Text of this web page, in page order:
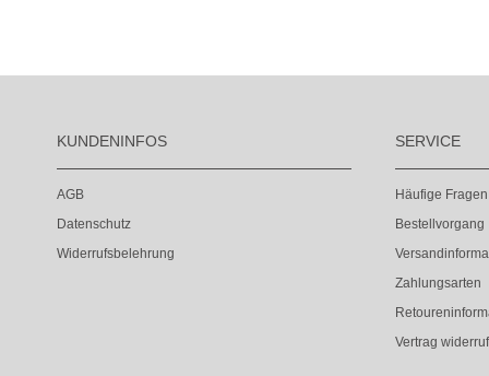
KUNDENINFOS
AGB
Datenschutz
Widerrufsbelehrung
SERVICE
Häufige Fragen
Bestellvorgang
Zahlungsarten
Vertrag